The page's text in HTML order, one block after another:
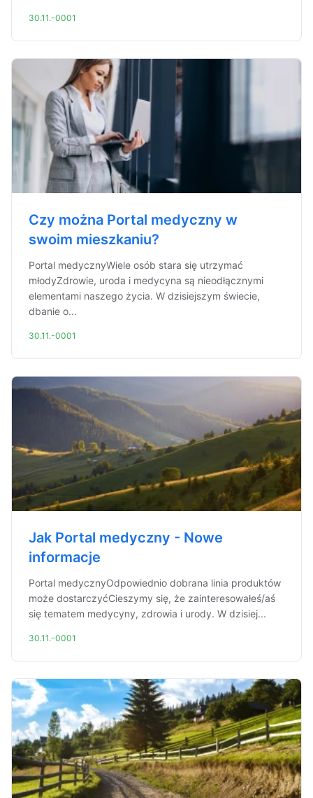
30.11.-0001
Czy można Portal medyczny w
swoim mieszkaniu?
Portal medycznyWiele osób stara się utrzymać
młodyZdrowie, uroda i medycyna są nieodłącznymi
elementami naszego życia. W dzisiejszym świecie,
dbanie o...
30.11.-0001
Jak Portal medyczny - Nowe
informacje
Portal medycznyOdpowiednio dobrana linia produktów
może dostarczyćCieszymy się, że zainteresowałeś/aś
się tematem medycyny, zdrowia i urody. W dzisiej...
30.11.-0001